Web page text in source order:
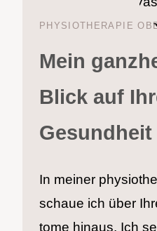
PHY­SIO­THE­RA­PIE
Mein
Blick auf
Gesundheit
In mei­ner
schaue ich über
tome hin­aus. Ich